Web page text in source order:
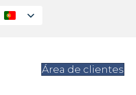
Área de clientes